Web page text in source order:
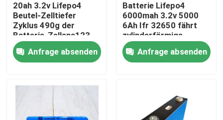
20ah 3.2v Lifepo4
Beutel-Zelltiefer
Zyklus 490g der
Batterie-Zellena123
20ah
Anfrage absenden
Batterie Lifepo4
6000mah 3.2v 5000
6Ah Ifr 32650 fährt
zylinderförmige
Lithium-Eisen-Batterie
rad Anfrage absenden